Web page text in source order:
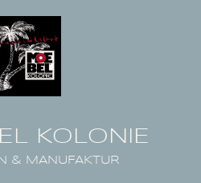
KOLONIE
& MANUFAKTUR